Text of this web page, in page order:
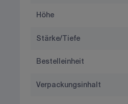
Höhe
Stärke/Tiefe
Bestelleinheit
Verpackungsinhalt